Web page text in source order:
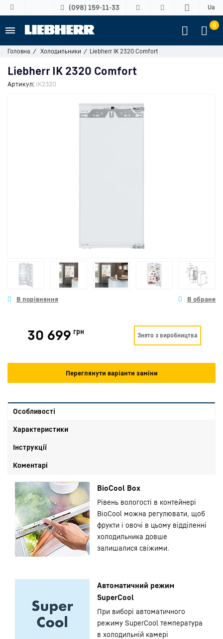
(098) 159-11-33 Ua
0
Головна Холодильники Liebherr IK 2320 Comfort
Liebherr IK 2320 Comfort
Артикул: IK2320
30 699 грн Знято з виробництва
Переглянути варіанти заміни
Особливості
Характеристики
Інструкції
Коментарі
BioCool Box
Рівень вологості в контейнері
BioCool можна регулювати, щоб
фрукти і овочі в цьому відділенні
холодильника довше
залишалися свіжими.
Автоматичний режим
SuperCool
При виборі автоматичного
режиму SuperCool температура
в холодильній камері